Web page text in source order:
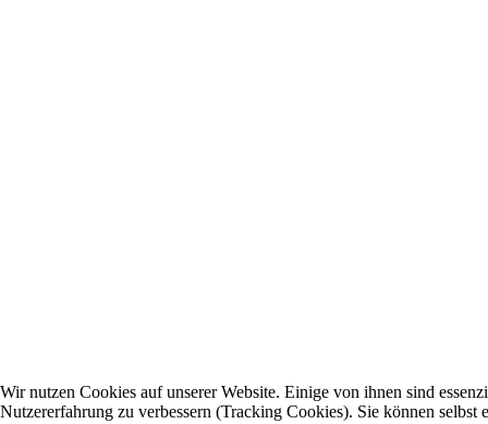
Wir nutzen Cookies auf unserer Website. Einige von ihnen sind
Nutzererfahrung zu verbessern (Tracking Cookies). Sie können